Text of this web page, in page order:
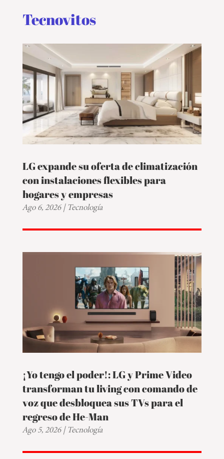
Tecnovitos
LG expande su oferta de climatización
con instalaciones flexibles para
hogares y empresas
Ago 6, 2026|Tecnología
¡Yo tengo el poder!: LG y Prime Video
transforman tu living con comando de
voz que desbloquea sus TVs para el
regreso de He-Man
Ago 5, 2026|Tecnología